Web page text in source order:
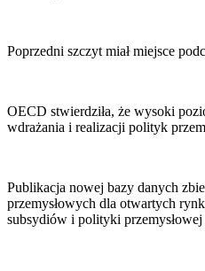
Poprzedni szczyt miał miejsce
OECD stwierdziła, że wysoki
wdrażania i realizacji polityk
Publikacja nowej bazy danych
przemysłowych dla otwartych
subsydiów i polityki